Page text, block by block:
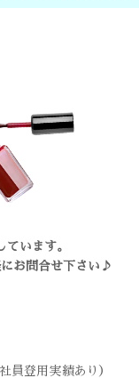
います。
お問合せ下さい♪
員登用実績あり）